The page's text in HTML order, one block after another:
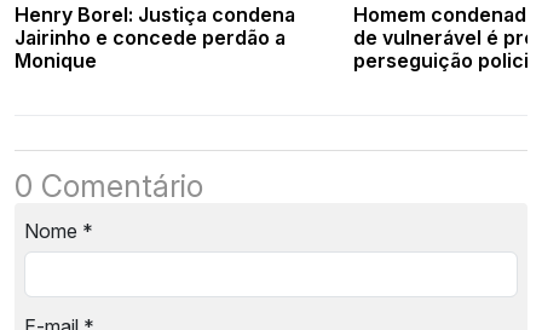
Henry Borel: Justiça condena
Jairinho e concede perdão a
Monique
Homem
de vulnerável é
perseguição
0 Comentário
Nome *